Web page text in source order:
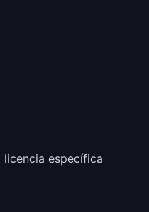
específica